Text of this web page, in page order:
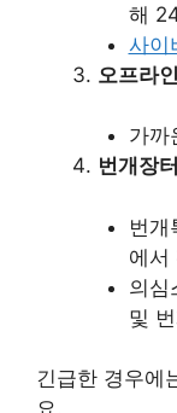
해
사이
오프라
가까
번개장
번개
에서
의심
및
긴급한 경우에